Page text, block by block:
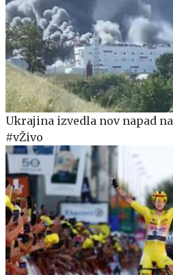
Ukrajina izvedla nov napad
#vŽivo